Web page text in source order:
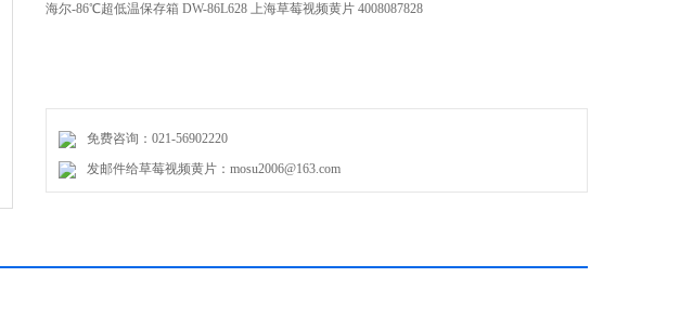
海尔-86℃超低温保存箱 DW-86L628 上海草莓视频黄片 4008087828
免费咨询：021-56902220
发邮件给草莓视频黄片：mosu2006@163.com